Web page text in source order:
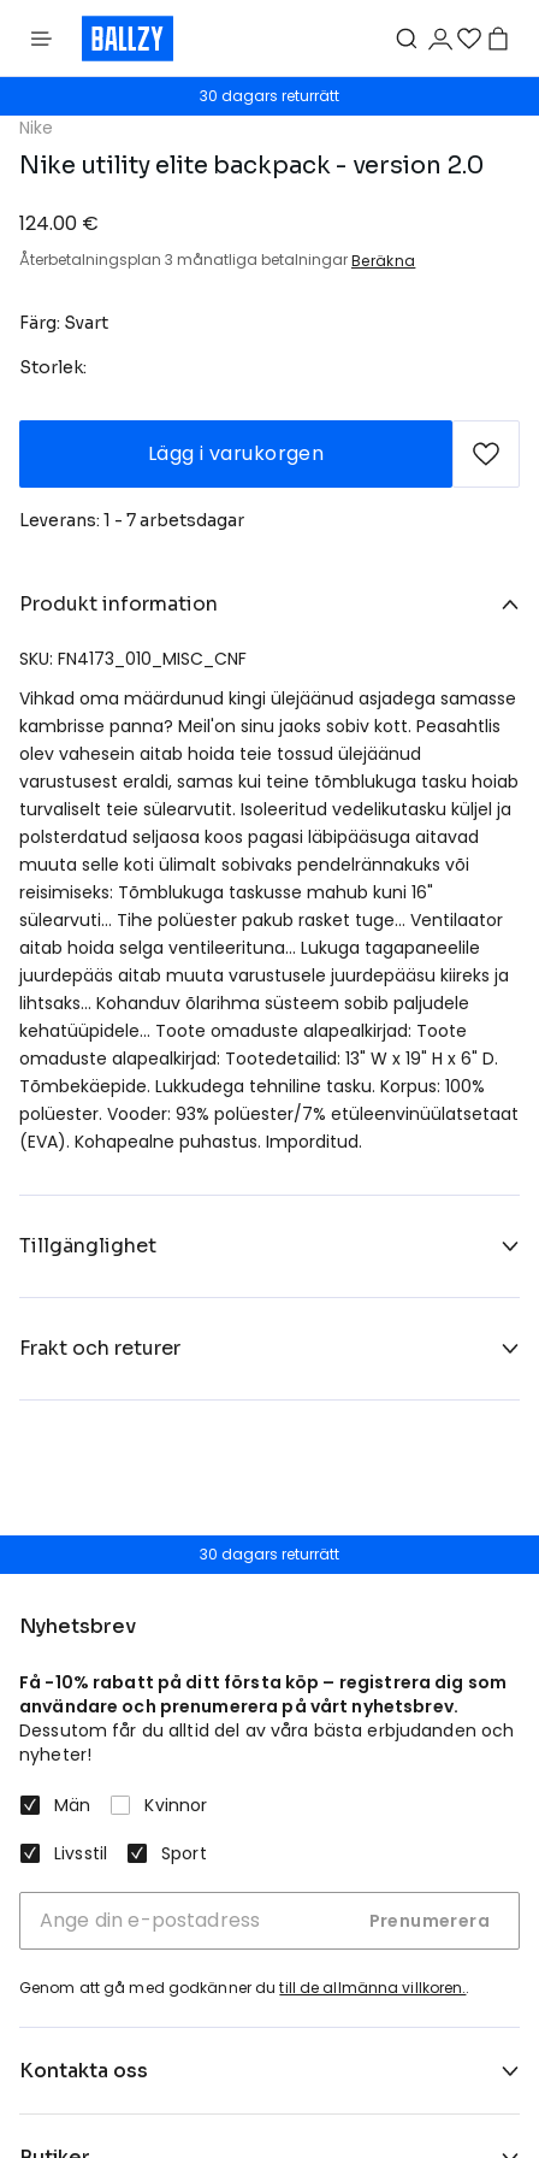
30 dagars returrätt
Nike
Nike utility elite backpack - version 2.0
124.00 €
Återbetalningsplan 3 månatliga betalningarBeräkna
Färg: Svart
Storlek:
Lägg i varukorgen
Leverans: 1 - 7 arbetsdagar
Produkt information
SKU: FN4173_010_MISC_CNF
Vihkad oma määrdunud kingi ülejäänud asjadega samasse
kambrisse panna? Meil'on sinu jaoks sobiv kott. Peasahtlis
olev vahesein aitab hoida teie tossud ülejäänud
varustusest eraldi, samas kui teine tõmblukuga tasku hoiab
turvaliselt teie sülearvutit. Isoleeritud vedelikutasku küljel ja
polsterdatud seljaosa koos pagasi läbipääsuga aitavad
muuta selle koti ülimalt sobivaks pendelrännakuks või
reisimiseks: Tõmblukuga taskusse mahub kuni 16"
sülearvuti… Tihe polüester pakub rasket tuge… Ventilaator
aitab hoida selga ventileerituna… Lukuga tagapaneelile
juurdepääs aitab muuta varustusele juurdepääsu kiireks ja
lihtsaks… Kohanduv õlarihma süsteem sobib paljudele
kehatüüpidele… Toote omaduste alapealkirjad: Toote
omaduste alapealkirjad: Tootedetailid: 13" W x 19" H x 6" D.
Tõmbekäepide. Lukkudega tehniline tasku. Korpus: 100%
polüester. Vooder: 93% polüester/7% etüleenvinüülatsetaat
(EVA). Kohapealne puhastus. Imporditud.
Tillgänglighet
Frakt och returer
30 dagars returrätt
Nyhetsbrev
Få -10% rabatt på ditt första köp – registrera dig som
användare och prenumerera på vårt nyhetsbrev.
Dessutom får du alltid del av våra bästa erbjudanden och
nyheter!
Män
Kvinnor
Livsstil
Sport
Prenumerera
Genom att gå med godkänner dutill de allmänna villkoren..
Kontakta oss